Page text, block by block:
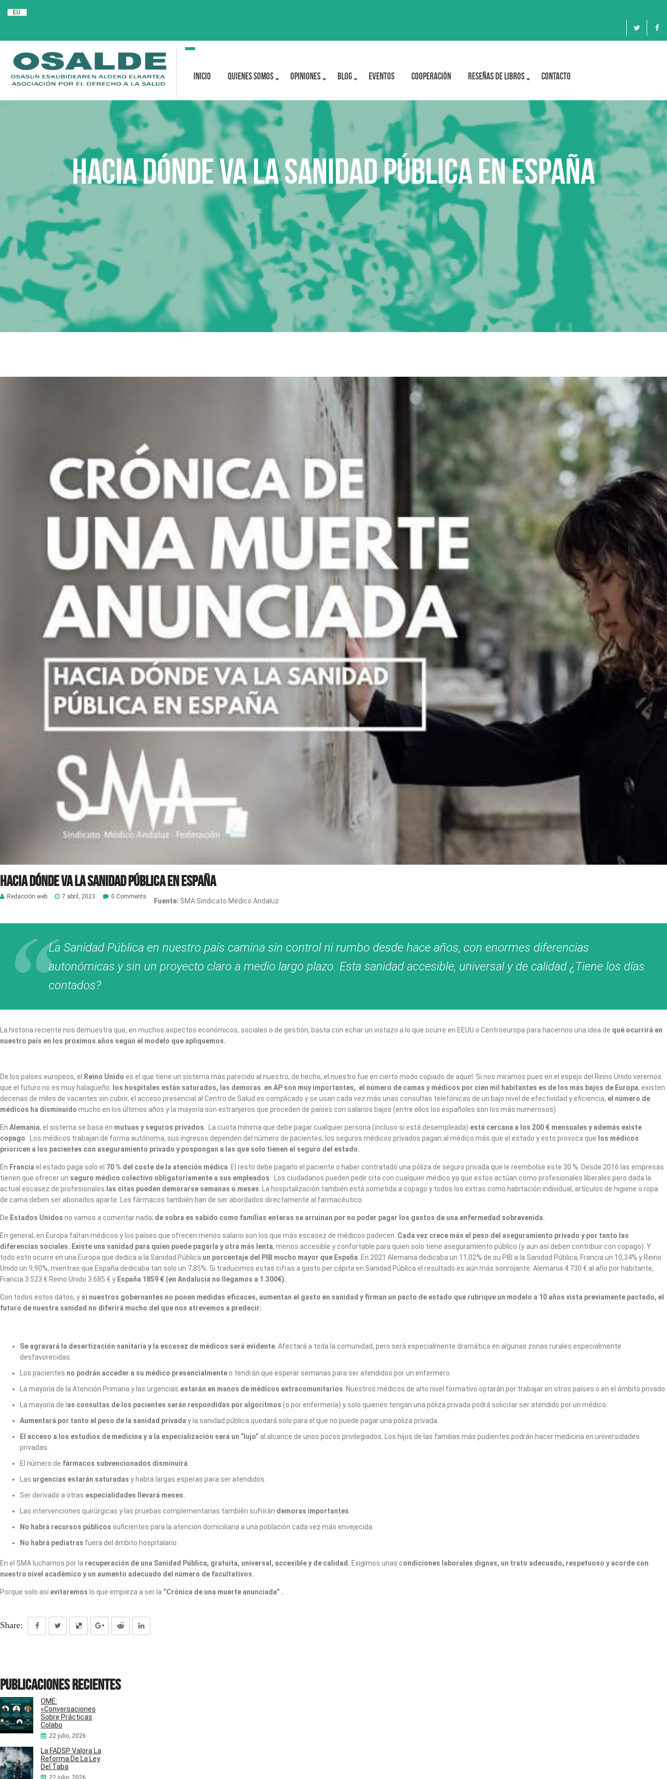
EU
Toggle
Inicio Quienes Somos OPINIONES BLOG Eventos Cooperación Reseñas de libros Contacto
Hacia dónde va la Sanidad Pública en España
Hacia dónde va la Sanidad Pública en España
Redacción web 7 abril, 2023 0 Comments
Fuente: SMA Sindicato Médico Andaluz
La Sanidad Pública en nuestro país camina sin control ni rumbo desde hace años, con enormes diferencias
autonómicas y sin un proyecto claro a medio largo plazo. Esta sanidad accesible, universal y de calidad ¿Tiene los días
contados?
La historia reciente nos demuestra que, en muchos aspectos económicos, sociales o de gestión, basta con echar un vistazo a lo que ocurre en EEUU o Centroeuropa para hacernos una idea de qué ocurrirá en
nuestro país en los próximos años según el modelo que apliquemos.
De los países europeos, el Reino Unido es el que tiene un sistema más parecido al nuestro, de hecho, el nuestro fue en cierto modo copiado de aquel. Si nos miramos pues en el espejo del Reino Unido veremos
que el futuro no es muy halagüeño: los hospitales están saturados, las demoras en AP son muy importantes, el número de camas y médicos por cien mil habitantes es de los más bajos de Europa, existen
decenas de miles de vacantes sin cubrir, el acceso presencial al Centro de Salud es complicado y se usan cada vez más unas consultas telefónicas de un bajo nivel de efectividad y eficiencia, el número de
médicos ha disminuido mucho en los últimos años y la mayoría son extranjeros que proceden de países con salarios bajos (entre ellos los españoles son los más numerosos).
En Alemania, el sistema se basa en mutuas y seguros privados . La cuota mínima que debe pagar cualquier persona (incluso si está desempleada) está cercana a los 200 € mensuales y además existe
copago . Los médicos trabajan de forma autónoma, sus ingresos dependen del número de pacientes, los seguros médicos privados pagan al médico más que el estado y esto provoca que los médicos
prioricen a los pacientes con aseguramiento privado y pospongan a las que solo tienen el seguro del estado.
En Francia el estado paga solo el 70 % del coste de la atención médica . El resto debe pagarlo el paciente o haber contratado una póliza de seguro privada que le reembolse este 30 %. Desde 2016 las empresas
tienen que ofrecer un seguro médico colectivo obligatoriamente a sus empleados . Los ciudadanos pueden pedir cita con cualquier médico ya que estos actúan como profesionales liberales pero dada la
actual escasez de profesionales las citas pueden demorarse semanas o meses . La hospitalización también está sometida a copago y todos los extras como habitación individual, artículos de higiene o ropa
de cama deben ser abonados aparte. Los fármacos también han de ser abordados directamente al farmacéutico.
De Estados Unidos no vamos a comentar nada; de sobra es sabido como familias enteras se arruinan por no poder pagar los gastos de una enfermedad sobrevenida.
En general, en Europa faltan médicos y los países que ofrecen menos salario son los que más escasez de médicos padecen. Cada vez crece más el peso del aseguramiento privad o y por tanto las
diferencias sociales. Existe una sanidad para quien puede pagarla y otra más lenta, menos accesible y confortable para quien solo tiene aseguramiento público (y aun así deben contribuir con copago). Y
todo esto ocurre en una Europa que dedica a la Sanidad Pública un porcentaje del PIB mucho mayor que España . En 2021 Alemania dedicaba un 11,02% de su PIB a la Sanidad Pública, Francia un 10,34% y Reino
Unido un 9,90%, mientras que España dedicaba tan solo un 7,85%. Si traducimos estas cifras a gasto per cápita en Sanidad Pública el resultado es aún más sonrojante: Alemania 4.730 € al año por habitante,
Francia 3.523 € Reino Unido 3.685 € y España 1859 € (en Andalucía no llegamos a 1.300€).
Con todos estos datos, y si nuestros gobernantes no ponen medidas eficaces, aumentan el gasto en sanidad y firman un pacto de estado que rubrique un modelo a 10 años vista previamente pactado, el
futuro de nuestra sanidad no diferirá mucho del que nos atrevemos a predecir:
Se agravará la desertización sanitaria y la escasez de médicos será evidente . Afectará a toda la comunidad, pero será especialmente dramática en algunas zonas rurales especialmente
desfavorecidas.
Los pacientes no podrán acceder a su médico presencialmente o tendrán que esperar semanas para ser atendidos por un enfermero.
La mayoría de la Atención Primaria y las urgencias estarán en manos de médicos extracomunitarios . Nuestros médicos de alto nivel formativo optarán por trabajar en otros países o en el ámbito privado.
La mayoría de l as consultas de los pacientes serán respondidas por algoritmos (o por enfermería) y solo quienes tengan una póliza privada podrá solicitar ser atendido por un médico.
Aumentará por tanto el peso de la sanidad privada y la sanidad pública quedará solo para el que no puede pagar una póliza privada.
El acceso a los estudios de medicina y a la especialización será un “lujo” al alcance de unos pocos privilegiados. Los hijos de las familias más pudientes podrán hacer medicina en universidades
privadas.
El número de fármacos subvencionados disminuirá
Las urgencias estarán saturadas y habrá largas esperas para ser atendidos.
Ser derivado a otras especialidades llevará meses.
Las intervenciones quirúrgicas y las pruebas complementarias también sufrirán demoras importantes
No habrá recursos públicos suficientes para la atención domiciliaria a una población cada vez más envejecida.
No habrá pediatras fuera del ámbito hospitalario.
En el SMA luchamos por la recuperación de una Sanidad Pública, gratuita, universal, accesible y de calidad. Exigimos unas condiciones laborales dignas, un trato adecuado, respetuoso y acorde con
nuestro nivel académico y un aumento adecuado del número de facultativos.
Porque solo asíevitaremos lo que empieza a ser la “Crónica de una muerte anunciada” .
Share:
Publicaciones recientes
OME:
«Conversaciones
Sobre Prácticas
Colabo
22 julio, 2026
La FADSP Valora La
Reforma De La Ley
Del Taba
22 julio, 2026